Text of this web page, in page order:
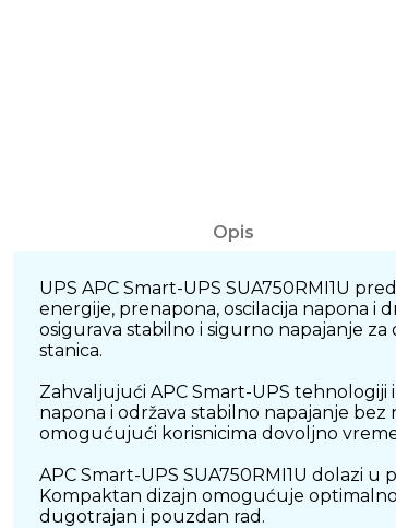
Opis
UPS APC Smart-UPS SUA750RMI1U
energije, prenapona, oscilacija napona i
osigurava stabilno i sigurno napajanje
stanica.
Zahvaljujući APC Smart-UPS
napona i održava stabilno napajanje
omogućujući korisnicima dovoljno
APC Smart-UPS SUA750RMI1U dolazi
Kompaktan dizajn omogućuje
dugotrajan i pouzdan rad.